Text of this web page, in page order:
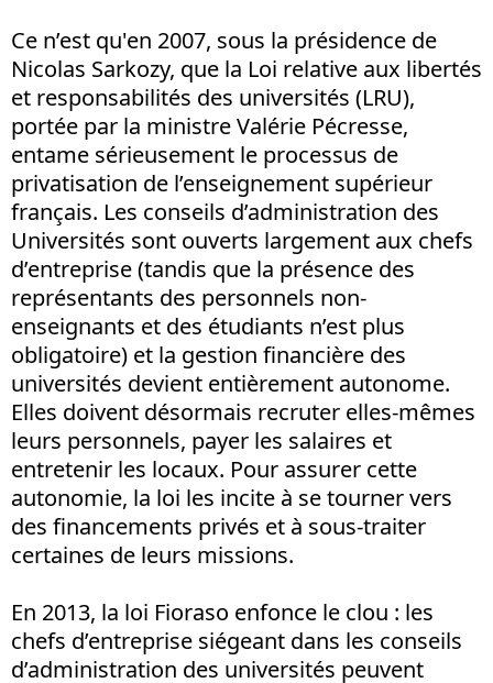
Ce n’est qu'en 2007, sous la présidence de
Nicolas Sarkozy, que la Loi relative aux libertés
et responsabilités des universités (LRU),
portée par la ministre Valérie Pécresse,
entame sérieusement le processus de
privatisation de l’enseignement supérieur
français. Les conseils d’administration des
Universités sont ouverts largement aux chefs
d’entreprise (tandis que la présence des
représentants des personnels non-
enseignants et des étudiants n’est plus
obligatoire) et la gestion financière des
universités devient entièrement autonome.
Elles doivent désormais recruter elles-mêmes
leurs personnels, payer les salaires et
entretenir les locaux. Pour assurer cette
autonomie, la loi les incite à se tourner vers
des financements privés et à sous-traiter
certaines de leurs missions.
En 2013, la loi Fioraso enfonce le clou : les
chefs d’entreprise siégeant dans les conseils
d’administration des universités peuvent